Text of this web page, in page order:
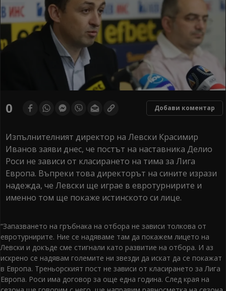
0 Добави коментар
Изпълнителният директор на Левски Красимир
Иванов заяви днес, че постът на наставника Делио
Роси не зависи от класирането на тима за Лига
Европа. Въпреки това директорът на сините изрази
надежда, че Левски ще играе в евротурнирите и
именно том ще покаже истинското си лице.
“Запазването на гръбнака на отбора не зависи толкова от
евротурнирите. Ние се надяваме там да покажем лицето на
Левски и докъде сме стигнали като развитие на отбора. И аз
искрено се надявам големите ни звезди да искат да се покажат
в Европа. Треньорският пост не зависи от класирането за Лига
Европа. Роси има договор за още една година. След края на